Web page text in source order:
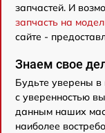
запчастей. И
запчасть на
сайте -
Знаем свое
Будьте уверены
с уверенностью
данным наших
наиболее